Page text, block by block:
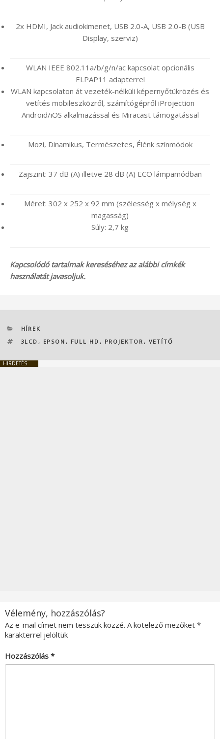
2x HDMI, Jack audiokimenet, USB 2.0-A, USB 2.0-B (USB
Display, szerviz)
WLAN IEEE 802.11a/b/g/n/ac kapcsolat opcionális
ELPAP11 adapterrel
WLAN kapcsolaton át vezeték-nélküli képernyőtükrözés és
vetítés mobileszközről, számítógépről iProjection
Android/iOS alkalmazással és Miracast támogatással
Mozi, Dinamikus, Természetes, Élénk színmódok
Zajszint: 37 dB (A) illetve 28 dB (A) ECO lámpamódban
Méret: 302‎ x 252 x 92 mm (szélesség x mélység x
magasság)
Súly: 2,7 kg
Kapcsolódó tartalmak kereséséhez az alábbi címkék
használatát javasoljuk.
KATEGÓRIÁK
HÍREK
CÍMKÉK
3LCD , EPSON , FULL HD , PROJEKTOR , VETÍTŐ
HIRDETÉS
Vélemény, hozzászólás?
Az e-mail címet nem tesszük közzé. A kötelező mezőket *
karakterrel jelöltük
Hozzászólás *